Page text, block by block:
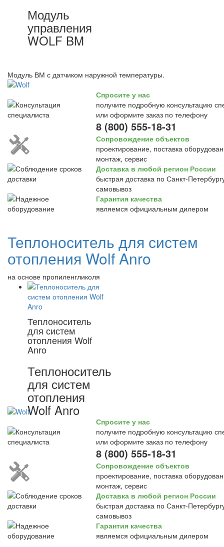
Модуль
управления
WOLF BM
Модуль ВМ с датчиком наружной температуры.
Спросите у нас
получите подробную консультацию
или оформите заказ по телефону
8 (800) 555-18-31
Сопровождение объектов
проектирование, поставка
монтаж, сервис
Доставка в любой регион России
быстрая доставка по Санкт-
самовывоз
Гарантия качества
являемся официальным дилером
Теплоноситель для систем
отопления Wolf Anro
на основе пропиленгликоля
Теплоноситель
для систем
отопления Wolf
Anro
Теплоноситель
для систем
отопления
Wolf Anro
Спросите у нас
получите подробную консультацию
или оформите заказ по телефону
8 (800) 555-18-31
Сопровождение объектов
проектирование, поставка
монтаж, сервис
Доставка в любой регион России
быстрая доставка по Санкт-
самовывоз
Гарантия качества
являемся официальным дилером